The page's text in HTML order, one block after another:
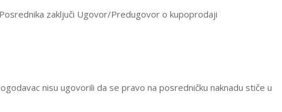
zaključi Ugovor/Predugovor o kupoprodaji
nisu ugovorili da se pravo na posredničku naknadu stiče u